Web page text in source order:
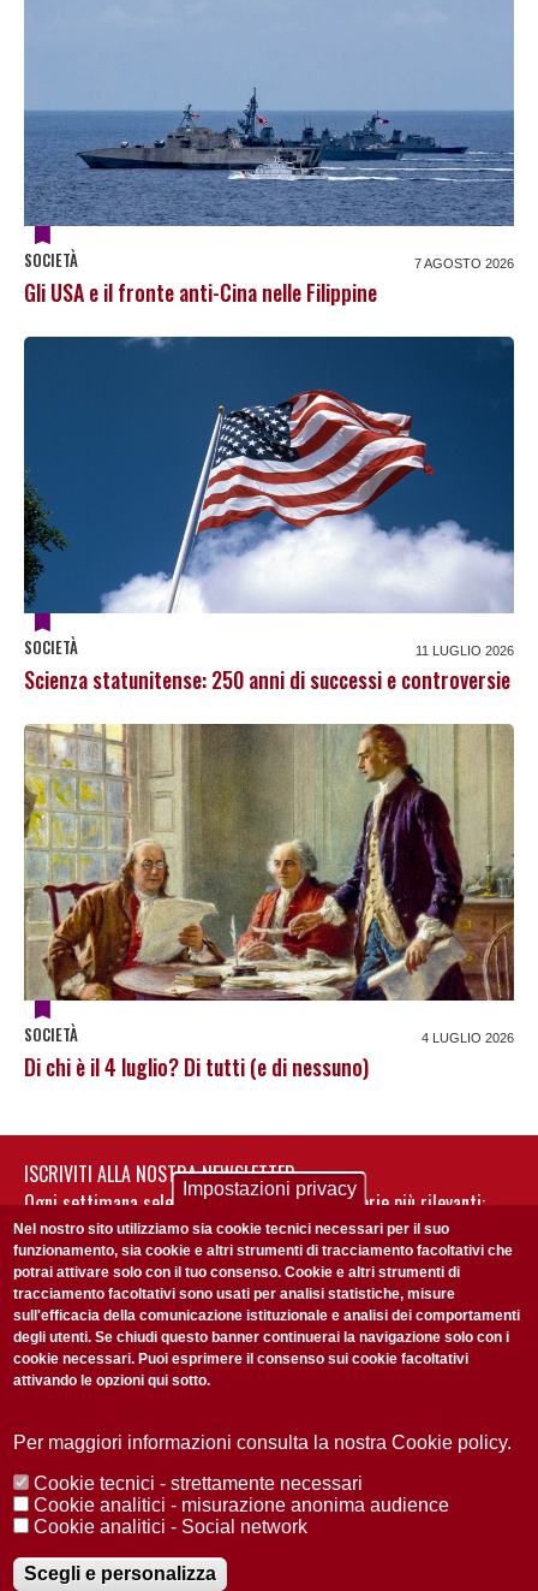
SOCIETÀ 7 AGOSTO 2026
Gli USA e il fronte anti-Cina nelle Filippine
SOCIETÀ 11 LUGLIO 2026
Scienza statunitense: 250 anni di successi e controversie
SOCIETÀ 4 LUGLIO 2026
Di chi è il 4 luglio? Di tutti (e di nessuno)
ISCRIVITI ALLA NOSTRA NEWSLETTER
Ogni settimana selezioniamo per te nostre storie più rilevanti:
non perderti gli aggiornamenti della nostra newsletter
Accetto laPrivacy Policy
Redazione Copyright Privacy
Area stampa
© 2025 Università di Padova
Registrazione presso il Tribunale di Padova n. 2097/2012 del 18 giugno
2012
Impostazioni privacy
Nel nostro sito utilizziamo sia cookie tecnici necessari per il suo
funzionamento, sia cookie e altri strumenti di tracciamento facoltativi che
potrai attivare solo con il tuo consenso. Cookie e altri strumenti di
tracciamento facoltativi sono usati per analisi statistiche, misure
sull'efficacia della comunicazione istituzionale e analisi dei comportamenti
degli utenti. Se chiudi questo banner continuerai la navigazione solo con i
cookie necessari. Puoi esprimere il consenso sui cookie facoltativi
attivando le opzioni qui sotto.
Per maggiori informazioni consulta la nostra Cookie policy.
Cookie tecnici - strettamente necessari
Cookie analitici - misurazione anonima audience
Cookie analitici - Social network
Scegli e personalizza